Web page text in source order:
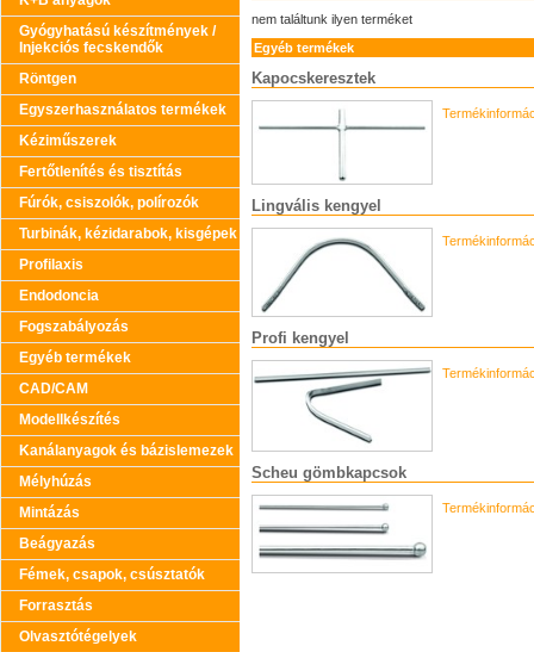
Gyógyhatású készítmények /
Injekciós fecskendők
Röntgen
Egyszerhasználatos termékek
Kéziműszerek
Fertőtlenítés és tisztítás
Fúrók, csiszolók, polírozók
Turbinák, kézidarabok, kisgépek
Profilaxis
Endodoncia
Fogszabályozás
Egyéb termékek
CAD/CAM
Modellkészítés
Kanálanyagok és bázislemezek
Mélyhúzás
Mintázás
Beágyazás
Fémek, csapok, csúsztatók
Forrasztás
Olvasztótégelyek
nem találtunk ilyen terméket
Egyéb termékek
Kapocskeresztek
Lingvális kengyel
Profi kengyel
Scheu gömbkapcsok